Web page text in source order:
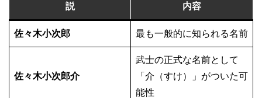
説 内容
佐々木小次郎 最も一般的に知られる名前
佐々木小次郎介
武士の正式な名前として
「介（すけ）」がついた可
能性